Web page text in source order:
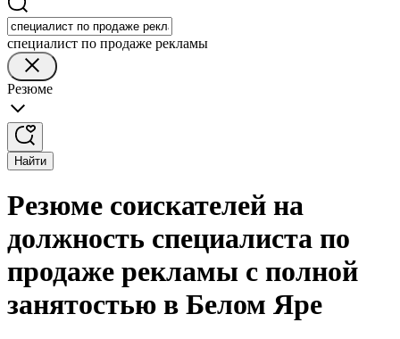
специалист по продаже рекламы
Резюме
Найти
Резюме соискателей на
должность специалиста по
продаже рекламы с полной
занятостью в Белом Яре